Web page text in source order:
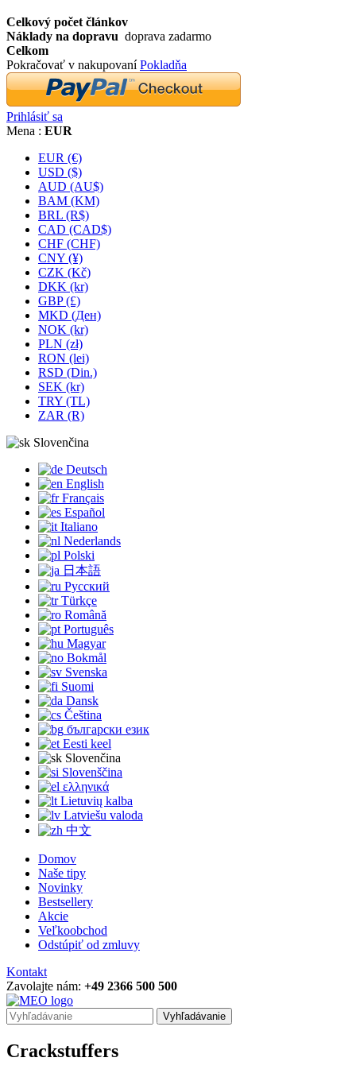
Celkový počet článkov
Náklady na dopravu doprava zadarmo
Celkom
Pokračovať v nakupovaníPokladňa
Prihlásiť sa
Mena : EUR
EUR (€)
USD ($)
AUD (AU$)
BAM (KM)
BRL (R$)
CAD (CAD$)
CHF (CHF)
CNY (¥)
CZK (Kč)
DKK (kr)
GBP (£)
MKD (Ден)
NOK (kr)
PLN (zł)
RON (lei)
RSD (Din.)
SEK (kr)
TRY (TL)
ZAR (R)
Slovenčina
Deutsch
English
Français
Español
Italiano
Nederlands
Polski
日本語
Русский
Türkçe
Română
Português
Magyar
Bokmål
Svenska
Suomi
Dansk
Čeština
български език
Eesti keel
Slovenčina
Slovenščina
ελληνικά
Lietuvių kalba
Latviešu valoda
中文
Domov
Naše tipy
Novinky
Bestsellery
Akcie
Veľkoobchod
Odstúpiť od zmluvy
Kontakt
Zavolajte nám: +49 2366 500 500
Vyhľadávanie
Crackstuffers